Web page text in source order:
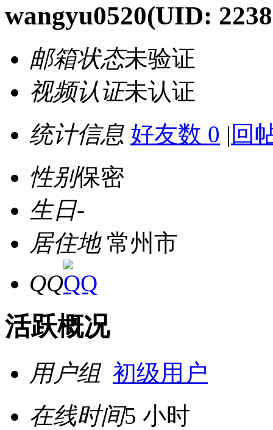
wangyu0520(UID:
邮箱状态未验证
视频认证未认证
统计信息 好友数 0 | 回
性别保密
生日-
居住地常州市
QQ
活跃概况
用户组 初级用户
在线时间5 小时